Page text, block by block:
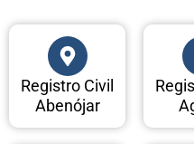
Registro Civil
Abenójar